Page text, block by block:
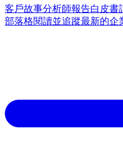
客戶故事分析師報告白皮書
部落格閱讀並追蹤最新的企